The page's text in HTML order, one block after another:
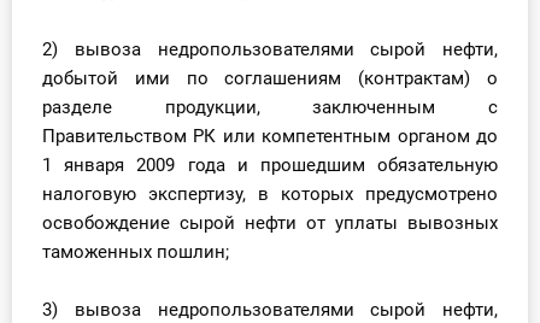
2) вывоза недропользователями сырой нефти,
добытой ими по соглашениям (контрактам) о
разделе продукции, заключенным с
Правительством РК или компетентным органом до
1 января 2009 года и прошедшим обязательную
налоговую экспертизу, в которых предусмотрено
освобождение сырой нефти от уплаты вывозных
таможенных пошлин;
3) вывоза недропользователями сырой нефти,